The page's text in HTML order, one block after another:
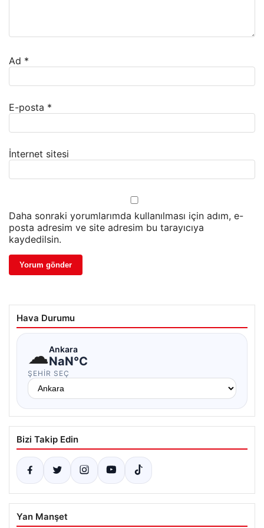
Ad *
E-posta *
İnternet sitesi
Daha sonraki yorumlarımda kullanılması için adım, e-
posta adresim ve site adresim bu tarayıcıya
kaydedilsin.
Hava Durumu
☁Ankara
NaN°C
ŞEHIR SEÇ
Bizi Takip Edin
Yan Manşet